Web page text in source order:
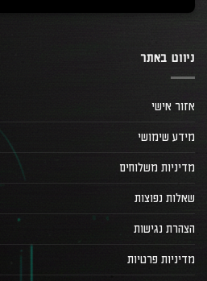
ניווט באתר
אזור אישי
מידע שימושי
מדיניות משלוחים
שאלות נפוצות
הצהרת נגישות
מדיניות פרטיות